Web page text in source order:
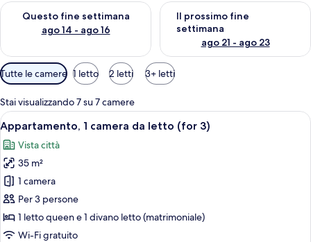
Questo fine settimana
ago 14 - ago 16
Verifica la disponibilità per questo fine settimana, ago 14 -
Il prossimo fine
settimana
ago 21 - ago 23
Verifica la disponibilità per il
Filtri
disponibili
per
le
camere
Tutte le camere 1 letto 2 letti 3+ letti
Stai visualizzando 7 su 7 camere
Apri
tutte
le
foto
per
Appartamento,
1
camera
Una camera d'albergo con un letto,
3
Appartamento, 1 camera da letto (for 3)
Vista città
35 m²
1 camera
Per 3 persone
1 letto queen e 1 divano letto (matrimoniale)
Wi-Fi gratuito